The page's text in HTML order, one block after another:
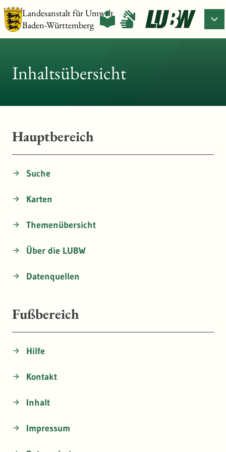
Landesanstalt für Umwelt
Baden-Württemberg
Inhaltsübersicht
Hauptbereich
Suche
Karten
Themenübersicht
Über die LUBW
Datenquellen
Fußbereich
Hilfe
Kontakt
Inhalt
Impressum